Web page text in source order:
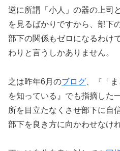
逆に所謂「小人」の器の上司
を見るばかりですから、部下
部下の関係もゼロになるわけ
わりと言うしかありません。
之は昨年6月のブログ 、『「
を知っている』でも指摘した
所を目立たなくさせ部下に自
部下を良き方に向かわせなけ